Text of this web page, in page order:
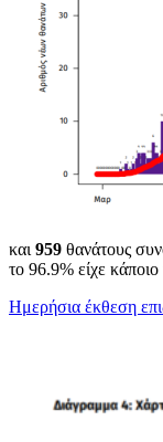
και 959 θανάτους
το 96.9% είχε
Ημερήσια έκθεση